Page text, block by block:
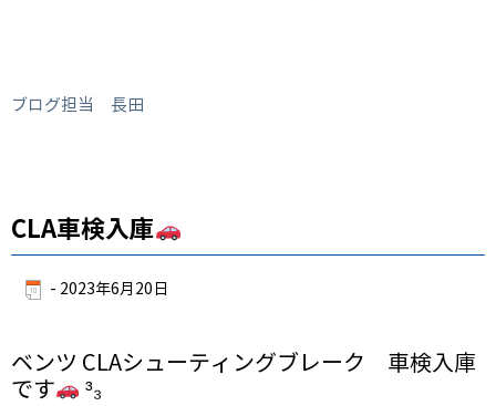
ブログ担当 長田
CLA車検入庫
- 2023年6月20日
ベンツ CLAシューティングブレーク 車検入庫
です
³₃